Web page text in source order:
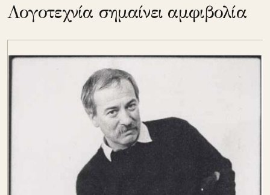
Λογοτεχνία σημαίνει αμφιβολία